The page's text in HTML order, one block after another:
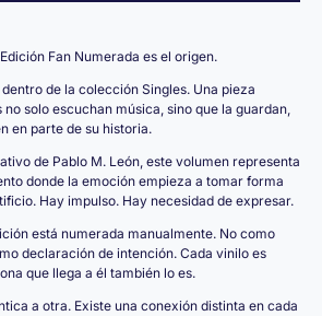
Fan Numerada es el origen.
de la colección Singles. Una pieza
solo escuchan música, sino que la guardan,
en parte de su historia.
de Pablo M. León, este volumen representa
donde la emoción empieza a tomar forma
Hay impulso. Hay necesidad de expresar.
está numerada manualmente. No como
declaración de intención. Cada vinilo es
que llega a él también lo es.
a otra. Existe una conexión distinta en cada